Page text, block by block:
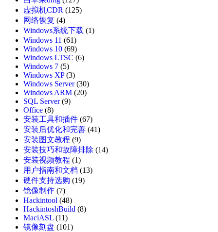
虚拟机CDR (125)
网络恢复 (4)
Windows系统下载 (1)
Windows 11 (61)
Windows 10 (69)
Windows LTSC (6)
Windows 7 (5)
Windows XP(3)
Windows Server(30)
Windows ARM (20)
SQL Server(9)
Office (8)
安装工具和插件 (67)
安装后优化和完善 (41)
安装图文教程 (9)
安装技巧和故障排除 (14)
安装视频教程 (1)
用户指南和文档 (13)
硬件支持选购 (19)
镜像制作 (7)
Hackintool (48)
HackintoshBuild (8)
MaciASL (11)
镜像刻盘 (101)